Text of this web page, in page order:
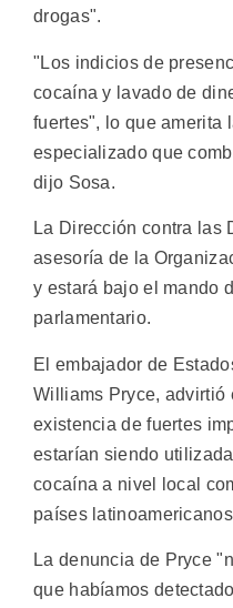
drogas".
"Los indicios de
cocaína y lavado de
fuertes", lo que amerita
especializado que
dijo Sosa.
La Dirección contra las
asesoría de la
y estará bajo el mando
parlamentario.
El embajador de
Williams Pryce, advirtió
existencia de fuertes
estarían siendo
cocaína a nivel local
países
La denuncia de Pryce
que habíamos